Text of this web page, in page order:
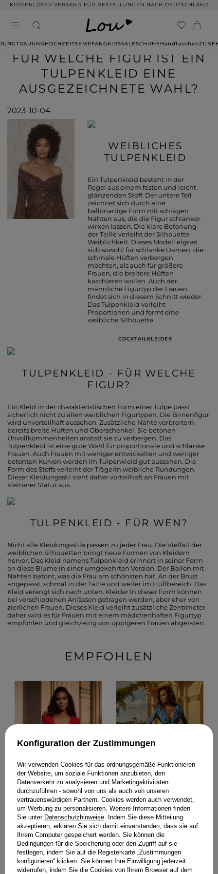
KOSTENLOSER VERSAND FÜR BESTELLUNGEN NACH DEUTSCHLAND
TRAUUNG HOCHZEITSEMPFANG KIDSSALESCHUHE Handtaschen
FÜR WELCHE FIGUR IST EIN
TULPENKLEID EINE
AUSGEZEICHNETE WAHL?
2023-10-04
WEIBLICHES
TULPENKLEID
Ein Tulpenkleid besteht in der
Regel aus einem festen und leicht
glänzenden Stoff. Der untere Teil
zeichnet sich durch eine
ballonartige Form mit schrägen
Nähten aus, die die Figur schlanker
wirken lassen. Die klare Betonung
der Taille verleiht der Silhouette
Weiblichkeit. Dieses Modell eignet
sich sowohl für schlanke Damen, die
schmale Hüften verbergen
möchten, als auch für größere
Frauen, die breitere Hüften
kaschieren wollen. Auch der
männliche Figurtyp der Frauen
findet sich in diesem Schnitt wieder.
Das Tulpenkleid verleiht
Proportionen und formt eine
weibliche Silhouette.
COCKTAILKLEIDER
TULPENKLEID - FÜR WELCHE
FIGUR?
Ein Kleid in der charakteristischen Form einer Tulpe passt
sicherlich nicht zu allen weiblichen Figurtypen. Die Birnenfigur
wird unvorteilhaft aussehen. Zusätzliche Nähte verbreitern
bereits breite Hüften und Oberschenkel. Sie betonen
Unvollkommenheiten anstatt sie zu verbergen. Das
Tulpenkleid ist eine gute Wahl für proportionale und schlanke
Frauen. Auch Frauen mit weniger entwickelten und weniger
betonten Kurven werden im Tulpenkleid gut aussehen. Die
Form des Stoffs verleiht der Trägerin weibliche Rundungen.
Dieser Kleidungsstil sieht daher vorteilhaft an Frauen mit
kleinerer Statur aus.
TULPENKLEID - FÜR WEN?
Nicht alle Kleidungsstile passen zu jeder Frau. Die Vielfalt der
weiblichen Silhouetten bringt neue Formen von Kleidern
hervor. Das Kleid namens Tulpenkleid erinnert in seiner Form
an diese Blume in einer umgekehrten Version. Der Ballon mit
Nähten betont, was die Frau am schönsten hat. An der Brust
angepasst, schmal in der Taille und weiter im Hüftbereich. Das
Kleid verengt sich nach unten. Kleider in dieser Form können
bei verschiedenen Anlässen getragen werden, aber eher von
zierlichen Frauen. Dieses Kleid verleiht zusätzliche Zentimeter,
daher wird es für Frauen mit einem mädchenhaften Figurtyp
empfohlen und gleichzeitig von üppigeren Frauen abgeraten.
EMPFOHLEN
KINZLY - EIN
SPEKTAKULÄRES KLEID
IN EINEM INTENSIVEN
ROT MIT GLITZER
189,00 €
KINZLY BLUE - ELEGANZ
IN EINEM ANGENEHMEN
BLAU
189,00 €
Konfiguration der Zustimmungen
Wir verwenden Cookies für das ordnungsgemäße Funktionieren
der Website, um soziale Funktionen anzubieten, den
Datenverkehr zu analysieren und Marketingaktivitäten
durchzuführen - sowohl von uns als auch von unseren
vertrauenswürdigen Partnern. Cookies werden auch verwendet,
um Werbung zu personalisieren. Weitere Informationen finden
Sie unter Datenschutzhinweise. Indem Sie diese Mitteilung
akzeptieren, erklären Sie sich damit einverstanden, dass sie auf
Ihrem Computer gespeichert werden. Sie können die
Bedingungen für die Speicherung oder den Zugriff auf sie
festlegen, indem Sie auf die Registerkarte „Zustimmungen
konfigurieren“ klicken. Sie können Ihre Einwilligung jederzeit
widerrufen, indem Sie die Cookies von Ihrem Browser auf dem